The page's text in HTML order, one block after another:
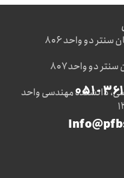
دو واحد ۸۰۶
دو واحد ۸۰۷
دانشکده مهندسی واحد۰۵۱